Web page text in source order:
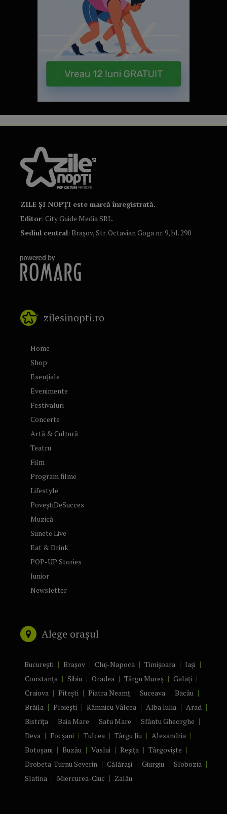
ZILE ȘI NOPȚI este marcă înregistrată.
Editor: City Guide Media SRL.
Sediul central: Brașov, Str. Octavian Goga nr. 9, bl. 290
zilesinopti.ro
Home
Shop
Esențiale
Evenimente
Festivaluri
Concerte
Artă & Cultură
Teatru
Film
Program filme
Lifestyle
PoveștiDeSucces
Muzică
Sunete Live
Eat & Drink
POP-UP Stories
Junior
Newsletter
Alege orașul
București Brașov Cluj-Napoca Timișoara
Iași
Constanța
Sibiu Oradea Târgu Mureș
Galați
Craiova
Pitești Piatra Neamț Suceava
Bacău
Brăila
Ploiești Râmnicu Vâlcea Alba Iulia
Arad
Bistrița
Baia Mare Satu Mare
Sfântu Gheorghe
Deva
Focșani Tulcea Târgu Jiu
Alexandria
Botoșani
Buzău Vaslui Reșița
Târgoviște
Drobeta-Turnu Severin
Călărași Giurgiu
Slobozia
Slatina
Miercurea-Ciuc Zalău